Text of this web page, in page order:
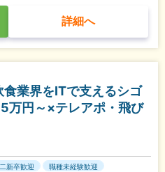
詳細へ
食業界をITで支えるシゴ
万円～×テレアポ・飛び
新卒歓迎
職種未経験歓迎